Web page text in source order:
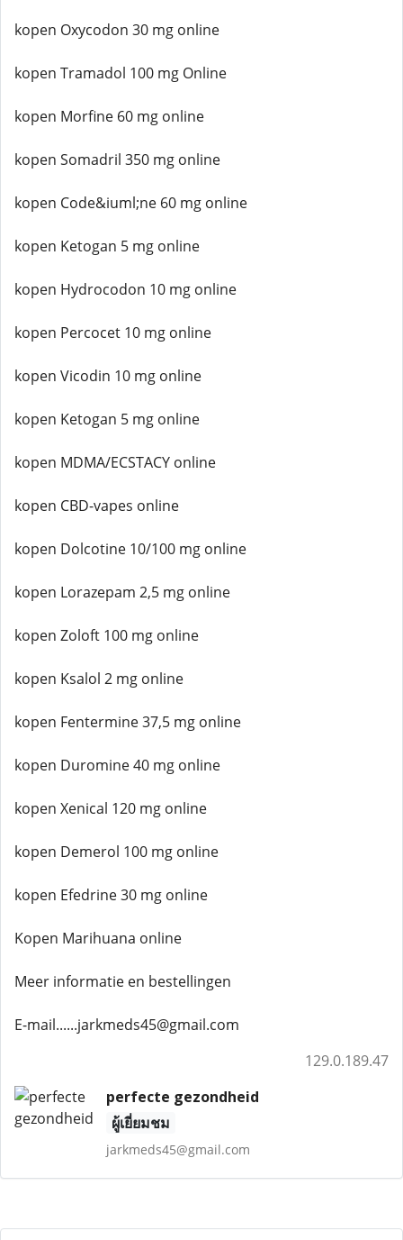
kopen Oxycodon 30 mg online
kopen Tramadol 100 mg Online
kopen Morfine 60 mg online
kopen Somadril 350 mg online
kopen Code&iuml;ne 60 mg online
kopen Ketogan 5 mg online
kopen Hydrocodon 10 mg online
kopen Percocet 10 mg online
kopen Vicodin 10 mg online
kopen Ketogan 5 mg online
kopen MDMA/ECSTACY online
kopen CBD-vapes online
kopen Dolcotine 10/100 mg online
kopen Lorazepam 2,5 mg online
kopen Zoloft 100 mg online
kopen Ksalol 2 mg online
kopen Fentermine 37,5 mg online
kopen Duromine 40 mg online
kopen Xenical 120 mg online
kopen Demerol 100 mg online
kopen Efedrine 30 mg online
Kopen Marihuana online
Meer informatie en bestellingen
E-mail......jarkmeds45@gmail.com
129.0.189.47
perfecte gezondheid
ผู้เยี่ยมชม
jarkmeds45@gmail.com